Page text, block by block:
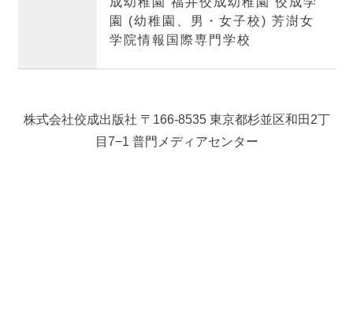
園 (幼稚園、男・女子校) 芳澍女
学院情報国際専門学校
株式会社佼成出版社 〒166-8535 東京都杉並区和田2丁
目7−1 普門メディアセンター